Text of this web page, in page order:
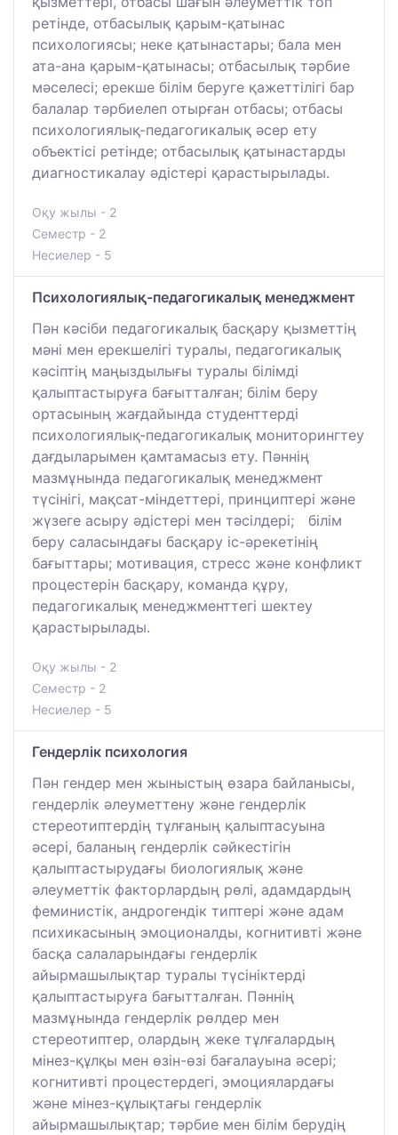
ретінде, отбасылық қарым-қатынас
психологиясы; неке қатынастары; бала мен
ата-ана қарым-қатынасы; отбасылық тәрбие
мәселесі; ерекше білім беруге қажеттілігі бар
балалар тәрбиелеп отырған отбасы; отбасы
психологиялық-педагогикалық әсер ету
объектісі ретінде; отбасылық қатынастарды
диагностикалау әдістері қарастырылады.
Оқу жылы - 2
Семестр - 2
Несиелер - 5
Психологиялық-педагогикалық менеджмент
Пән кәсіби педагогикалық басқару қызметтің
мәні мен ерекшелігі туралы, педагогикалық
кәсіптің маңыздылығы туралы білімді
қалыптастыруға бағытталған; білім беру
ортасының жағдайында студенттерді
психологиялық-педагогикалық мониторингтеу
дағдыларымен қамтамасыз ету. Пәннің
мазмұнында педагогикалық менеджмент
түсінігі, мақсат-міндеттері, принциптері және
жүзеге асыру әдістері мен тәсілдері; білім
беру саласындағы басқару іс-әрекетінің
бағыттары; мотивация, стресс және конфликт
процестерін басқару, команда құру,
педагогикалық менеджменттегі шектеу
қарастырылады.
Оқу жылы - 2
Семестр - 2
Несиелер - 5
Гендерлік психология
Пән гендер мен жыныстың өзара байланысы,
гендерлік әлеуметтену және гендерлік
стереотиптердің тұлғаның қалыптасуына
әсері, баланың гендерлік сәйкестігін
қалыптастырудағы биологиялық және
әлеуметтік факторлардың рөлі, адамдардың
феминистік, андрогендік типтері және адам
психикасының эмоционалды, когнитивті және
басқа салаларындағы гендерлік
айырмашылықтар туралы түсініктерді
қалыптастыруға бағытталған. Пәннің
мазмұнында гендерлік рөлдер мен
стереотиптер, олардың жеке тұлғалардың
мінез-құлқы мен өзін-өзі бағалауына әсері;
когнитивті процестердегі, эмоциялардағы
және мінез-құлықтағы гендерлік
айырмашылықтар; тәрбие мен білім берудің